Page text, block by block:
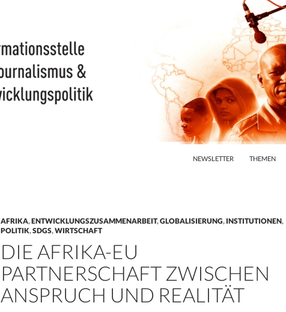
NEWSLETTER
THEMEN
AFRIKA,ENTWICKLUNGSZUSAMMENARBEIT,GLOBALISIERUNG, INSTITUTIONEN,
POLITIK,SDGS,WIRTSCHAFT
DIE AFRIKA-EU
PARTNERSCHAFT ZWISCHEN
ANSPRUCH UND REALITÄT